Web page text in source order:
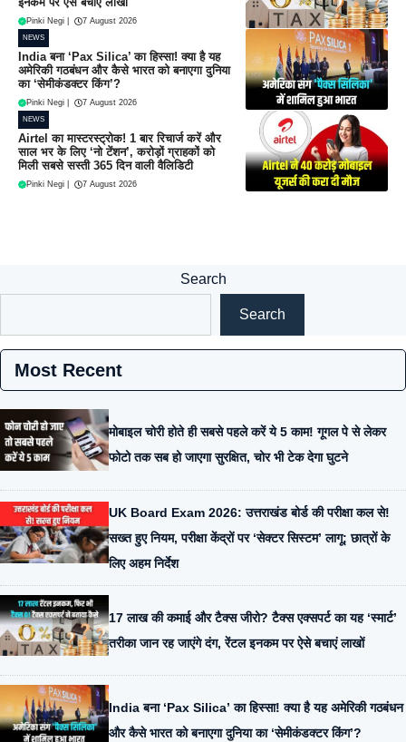
Pinki Negi 7 August 2026
NEWS
India बना ‘Pax Silica’ का हिस्सा! क्या है यह
अमेरिकी गठबंधन और कैसे भारत को बनाएगा दुनिया
का ‘सेमीकंडक्टर किंग’?
Pinki Negi 7 August 2026
NEWS
Airtel का मास्टरस्ट्रोक! 1 बार रिचार्ज करें और
साल भर के लिए ‘नो टेंशन’, करोड़ों ग्राहकों को
मिली सबसे सस्ती 365 दिन वाली वैलिडिटी
Pinki Negi 7 August 2026
Search
Search
Most Recent
मोबाइल चोरी होते ही सबसे पहले करें ये 5 काम! गूगल पे से लेकर
फोटो तक सब हो जाएगा सुरक्षित, चोर भी टेक देगा घुटने
UK Board Exam 2026: उत्तराखंड बोर्ड की परीक्षा कल से!
सख्त हुए नियम, परीक्षा केंद्रों पर ‘सेक्टर सिस्टम’ लागू; छात्रों के
लिए अहम निर्देश
17 लाख की कमाई और टैक्स जीरो? टैक्स एक्सपर्ट का यह ‘स्मार्ट’
तरीका जान रह जाएंगे दंग, रेंटल इनकम पर ऐसे बचाएं लाखों
India बना ‘Pax Silica’ का हिस्सा! क्या है यह अमेरिकी गठबंधन
और कैसे भारत को बनाएगा दुनिया का ‘सेमीकंडक्टर किंग’?